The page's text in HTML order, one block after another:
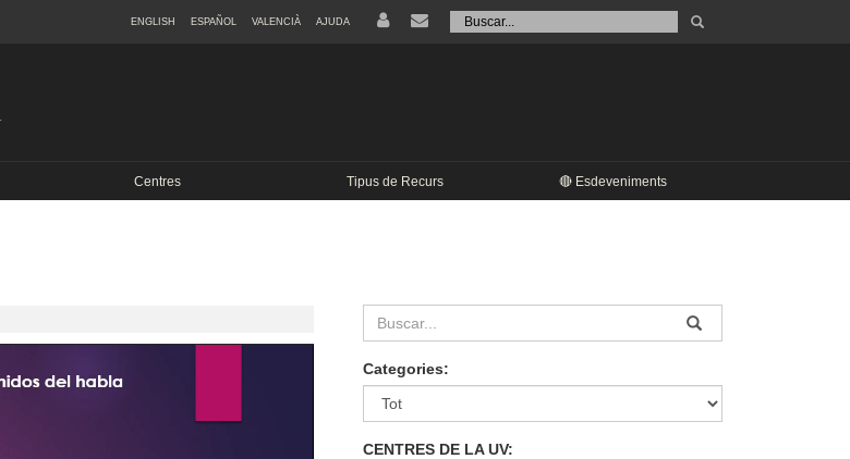
Buscar
Tramet
ENGLISH ESPAÑOL VALENCIÀ AJUDA
Centres Tipus de Recurs 🔴 Esdeveniments
Categories:
CENTRES DE LA UV: